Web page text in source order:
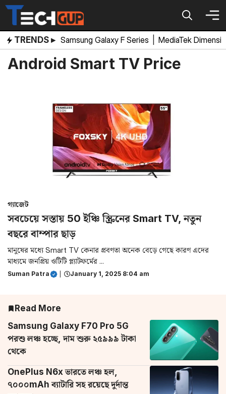
Skip
content
TRENDS ▸ Samsung Galaxy F Series MediaTek
Android Smart TV Price
গ্যাজেট
সবচেয়ে সস্তায় 50 ইঞ্চি স্ক্রিনের Smart TV, নতুন
বছরে বাম্পার ছাড়
মানুষের মধ্যে Smart TV কেনার প্রবণতা অনেক বেড়ে গেছে কারণ এদের
মাধ্যমে জনপ্রিয় ওটিটি প্ল্যাটফর্মের ...
Suman Patra January 1, 2025 8:04 am
Read More
Samsung Galaxy F70 Pro 5G
পরশু লঞ্চ হচ্ছে, দাম শুরু ২৫৯৯৯ টাকা
থেকে
OnePlus N6x ভারতে লঞ্চ হল,
৭০০০mAh ব্যাটারি সহ রয়েছে দুর্দান্ত